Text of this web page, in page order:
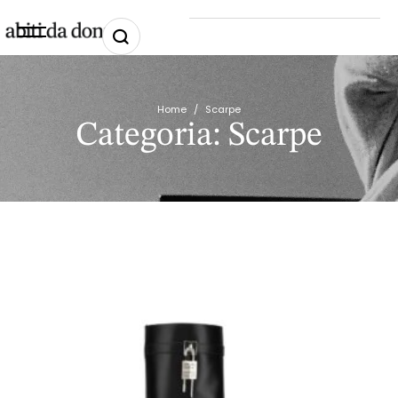
Home / Scarpe
Categoria:Scarpe